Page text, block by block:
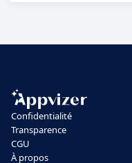
Confidentialité
Transparence
CGU
À propos